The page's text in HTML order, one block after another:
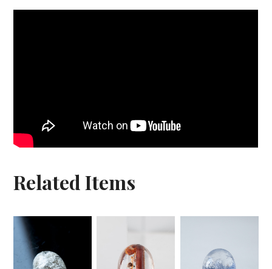
Related Items